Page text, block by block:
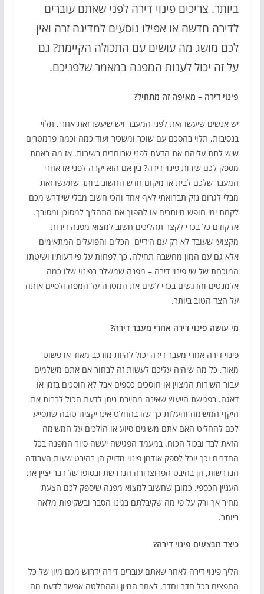
ביותר. צריכים פינוי דירה לפני שאתם עוברים
לדירה חדשה או אפילו נוסעים למדינה זרה ואין
לכם מושג מה עושים עם התכולה הקיימת? גם
על זה יכול לענות המפנה במאמר שלפניכם.
פינוי דירה – מאיפה זה מתחיל?
יש אנשים שיעשו זאת לפני המעבר ויש שיעשו זאת אחרי, תלוי
בנסיבות, תלוי בהסכם עם שוכר ומשכיר ועוד כמה וכמה פרמטרים
שיש לתת עליהם את הדעת לפני שבוחרים בשירות. אז מה באמת
מספק לכם שירות פינוי דירה? בין אם הוא יקרה לפני או אחרי
המעבר שלכם לבית או מיקום חדש החשוב ביותר שתעשו זאת
מבלי לגרום נזק תברואתי לאף אחד והכי חשוב מבלי שיידרש מכם
לקחת ימי חופש מיותרים או להפוך את התהליך למסוכן ומסובך.
אז קודם כל בכדי לקצר תהליכים חשוב למצוא מפנה דירות
מקצועי שעובד לא רק עם הידיים, הכלים והפועלים המתאימים
אלא גם עם המון מחשבה תחילה, כך לפחות על פי דעותיו ושיטתו
המוכחת של שי פינוי דירה – מפנה שמשלב בפינוי שלו כמה
אלמנטים והדגשים בכדי לשים את המטרה על המפה ולסיים אותה
על הצד הטוב ביותר.
מי עושה פינוי דירה אחרי מעבר דירה?
פינוי דירה אחרי מעבר דירה יכול להיות מורכב מאוד או פשוט
מאוד, כל מה שיהיה עליכם לעשות זה לבחור אם אתם משלמים
עבור השירות המצוין או חוסכים כספים אבל לא חוסכים בזמן או
דאגה. בפגישת הייעוץ שאינה מחייבת ניתן לדעת הכול לרבות את
היקף המשימה והעלות כך שזו בהחלט אינדיקציה טובה שתסייע
לכם להחליט האם אתם משיגים סיוע או הולכים על המשימה
הזאת לבד ובכול הכוח. במעמד הפגישה יעשה סיור המפנה בכל
החדרים וכך יוכל לספק אודמן פינוי מדויק הן בהיבט שעות העבודה
הנדרשות, הן בהיבט הפרוצדורה הנדרשת ובסופו של דבר יציין את
העניין הכספי. כמובן שחשוב למצוא מפנה שיספק לכם הצעת
מחיר אך ורק על פי מה שקיבלתם בגינו הסבר ובשקיפות מלאה
ביותר.
כיצד מבצעים פינוי דירה?
הליך פינוי דירה לאחר שאתם עוברים דירה ידרוש מכם מיון של כל
החפצים בכל חדר וחדר, לאחר המיון וההחלטה אפשר לדעת מה